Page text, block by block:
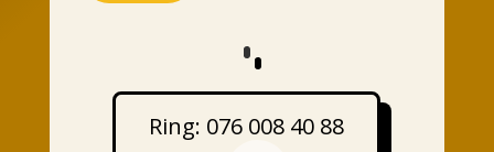
Ring: 076 008 40 88